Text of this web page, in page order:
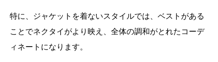
特に、ジャケットを着ないスタイルでは、ベストがある
ことでネクタイがより映え、全体の調和がとれたコーデ
ィネートになります。